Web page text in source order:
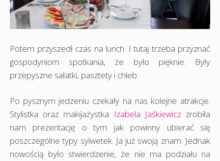
Potem przyszedł czas na lunch. I tutaj trzeba przyznać
gospodyniom spotkania, że było pięknie. Były
przepyszne sałatki, pasztety i chleb.
Po pysznym jedzeniu czekały na nas kolejne atrakcje.
Stylistka oraz makijażystka Izabela Jaśkiewicz zrobiła
nam prezentację o tym jak powinny ubierać się
poszczególne typy sylwetek. Ja już swoją znam. Jednak
nowością było stwierdzenie, że nie ma podziału na